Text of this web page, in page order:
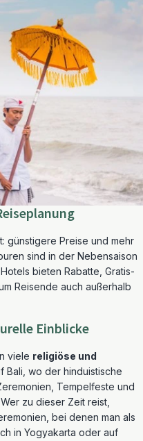
günstigere Preise und mehr
sind in der Nebensaison
bieten Rabatte, Gratis-
Reisende auch außerhalb
Einblicke
viele religiöse und
Bali, wo der hinduistische
Tempelfeste und
zu dieser Zeit reist,
bei denen man als
in Yogyakarta oder auf